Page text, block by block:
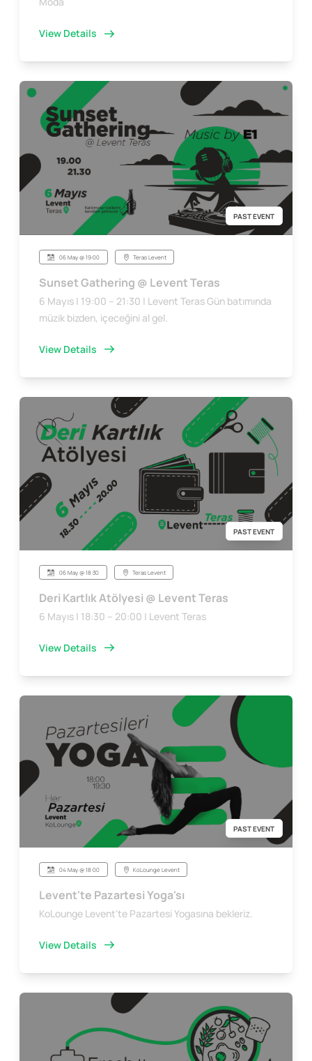
View Details
PAST EVENT
06 May @ 19:00 Teras Levent
Sunset Gathering @ Levent Teras
6 Mayıs | 19:00 – 21:30 | Levent Teras Gün batımında
müzik bizden, içeceğini al gel.
View Details
PAST EVENT
06 May @ 18:30 Teras Levent
Deri Kartlık Atölyesi @ Levent Teras
6 Mayıs | 18:30 – 20:00 | Levent Teras
View Details
PAST EVENT
04 May @ 18:00 KoLounge Levent
Levent'te Pazartesi Yoga'sı
KoLounge Levent'te Pazartesi Yogasına bekleriz.
View Details